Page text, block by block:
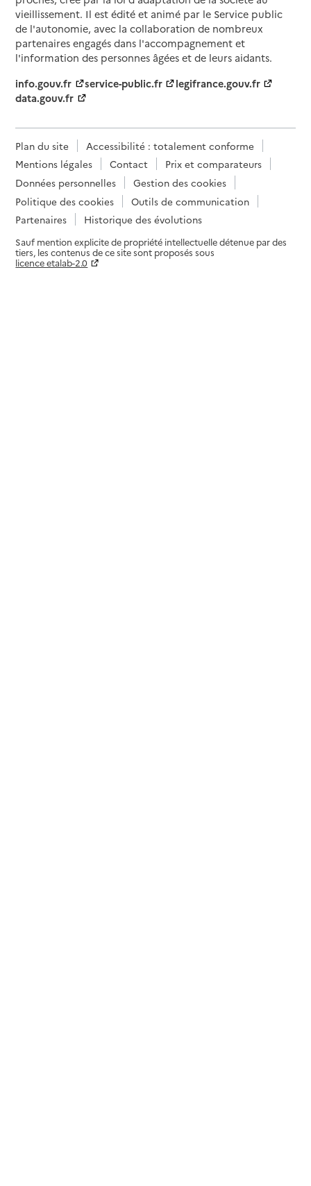
vieillissement. Il est édité et animé par le Service public
de l'autonomie, avec la collaboration de nombreux
partenaires engagés dans l'accompagnement et
l'information des personnes âgées et de leurs aidants.
info.gouv.fr
service-public.fr
legifrance.gouv.fr
data.gouv.fr
Plan du site
Accessibilité : totalement conforme
Mentions légales
Contact
Prix et comparateurs
Données personnelles
Gestion des cookies
Politique des cookies
Outils de communication
Partenaires
Historique des évolutions
Sauf mention explicite de propriété intellectuelle détenue par des
tiers, les contenus de ce site sont proposés sous
licence etalab-2.0